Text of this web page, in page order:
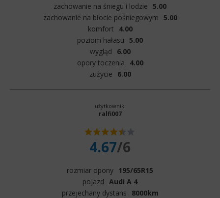
zachowanie na śniegu i lodzie 5.00
zachowanie na błocie pośniegowym 5.00
komfort
4.00
poziom hałasu 5.00
wygląd
6.00
opory toczenia
4.00
zużycie
6.00
użytkownik:
ralfi007
4.67/6
rozmiar opony 195/65R15
pojazd Audi A 4
przejechany dystans
8000km